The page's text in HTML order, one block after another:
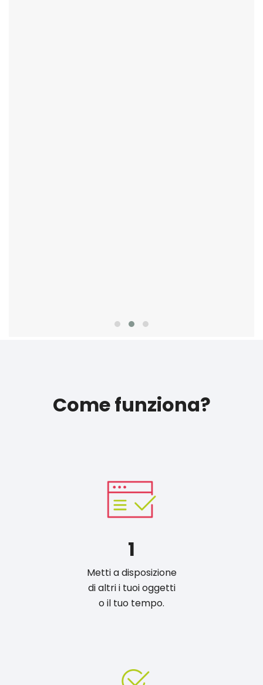
Come funziona?
1
Metti a disposizione
di altri i tuoi oggetti
o il tuo tempo.